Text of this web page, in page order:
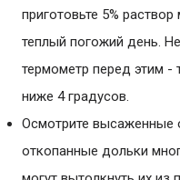
приготовьте 5%
теплый погожий день.
термометр перед этим -
ниже 4 градусов.
Осмотрите высаженные
откопанные дольки